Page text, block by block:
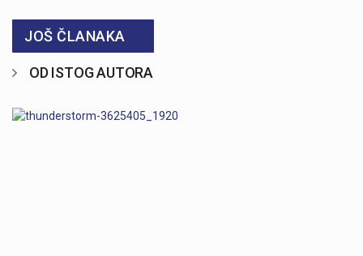
JOŠ ČLANAKA
OD ISTOG AUTORA